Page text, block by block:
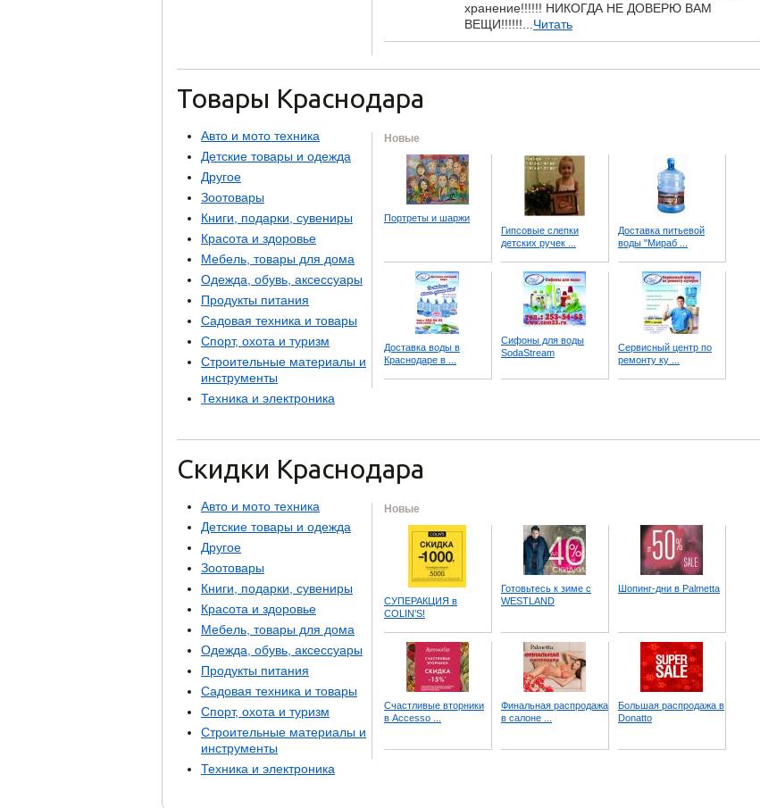
хранение!!!!!! НИКОГДА НЕ ДОВЕРЮ ВАМ
ВЕЩИ!!!!!!... Читать
Товары Краснодара
Авто и мото техника
Детские товары и одежда
Другое
Зоотовары
Книги, подарки, сувениры
Красота и здоровье
Мебель, товары для дома
Одежда, обувь, аксессуары
Продукты питания
Садовая техника и товары
Спорт, охота и туризм
Строительные материалы и
инструменты
Техника и электроника
Новые
Портреты и шаржи
Гипсовые слепки
детских ручек ...
Доставка питьевой
воды "Мираб ...
Доставка воды в
Краснодаре в ...
Сифоны для воды
SodaStream
Сервисный центр по
ремонту ку ...
Скидки Краснодара
Авто и мото техника
Детские товары и одежда
Другое
Зоотовары
Книги, подарки, сувениры
Красота и здоровье
Мебель, товары для дома
Одежда, обувь, аксессуары
Продукты питания
Садовая техника и товары
Спорт, охота и туризм
Строительные материалы и
инструменты
Техника и электроника
Новые
СУПЕРАКЦИЯ в
COLIN’S!
Готовьтесь к зиме c
WESTLAND
Шопинг-дни в Palmetta
Счастливые вторники
в Accesso ...
Финальная распродажа
в салоне ...
Большая распродажа в
Donatto